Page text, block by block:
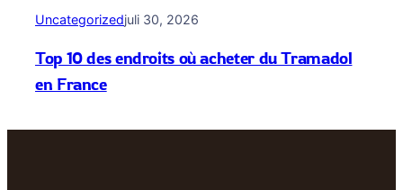
Uncategorizedjuli 30, 2026
Top 10 des endroits où acheter du Tramadol
en France